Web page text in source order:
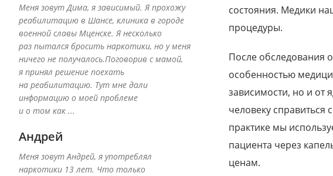
состояния. Медики
процедуры.
После обследования
особенностью
зависимости, но и от
человеку справиться
практике мы
пациента через
ценам.
Меня зовут Дима, я зависимый. Я прохожу
реабилитацию в Шансе, клиника в городе
военной славы Мценске. Я несколько
раз пытался бросить наркотики, но у меня
ничего не получалось.Поговорив с мамой,
я принял решение поехать
на реабилитацию. Тут мне дали
информацию о моей проблеме
и о том как ...
Андрей
Меня зовут Андрей, я употреблял
наркотики 13 лет. Что только